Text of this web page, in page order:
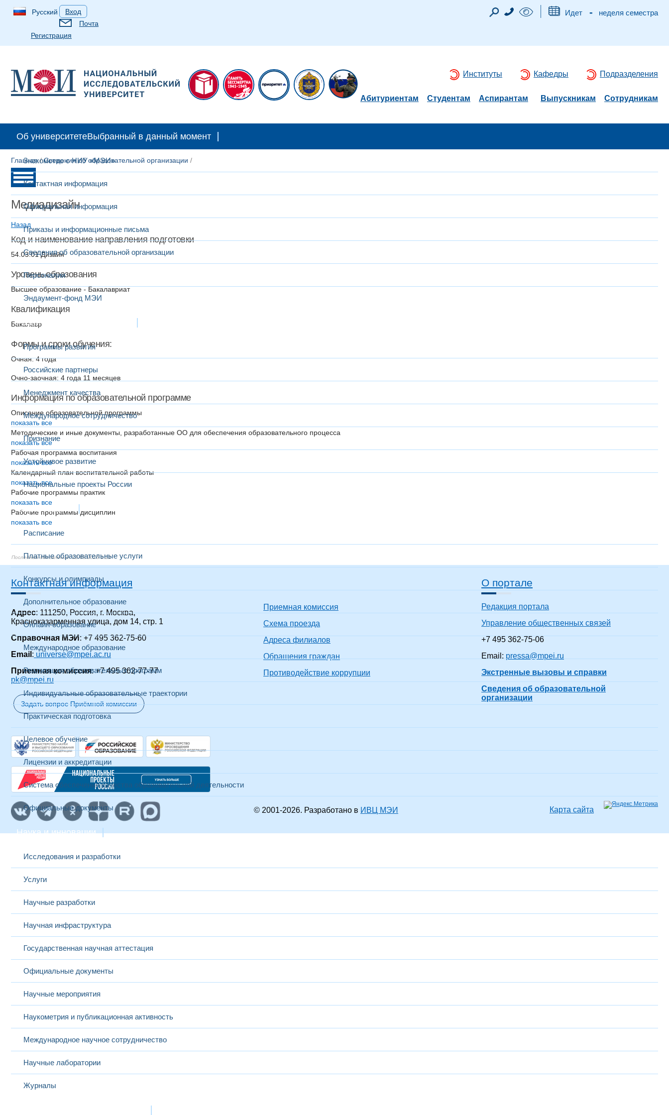
Русский
Вход
Почта
Регистрация
Идет - неделя семестра
Институты Кафедры Подразделения
Абитуриентам Студентам Аспирантам Выпускникам Сотрудникам
Об университетеВыбранный в данный момент
Знакомство с НИУ «МЭИ»
Контактная информация
Официальная информация
Приказы и информационные письма
Сведения об образовательной организации
Персоналии
Эндаумент-фонд МЭИ
Развитие и сотрудничество
Программы развития
Российские партнеры
Менеджмент качества
Международное сотрудничество
Признание
Устойчивое развитие
Национальные проекты России
Образование
Расписание
Платные образовательные услуги
Конкурсы и олимпиады
Дополнительное образование
Онлайн-образование
Международное образование
Реализация образовательных программ
Индивидуальные образовательные траектории
Практическая подготовка
Целевое обучение
Лицензии и аккредитации
Система обеспечения качества образовательной деятельности
Официальные документы
Наука и инновации
Исследования и разработки
Услуги
Научные разработки
Научная инфраструктура
Государственная научная аттестация
Официальные документы
Научные мероприятия
Наукометрия и публикационная активность
Международное научное сотрудничество
Научные лаборатории
Журналы
Главная/Сведения об образовательной организации /
Медиадизайн
Назад
Код и наименование направления подготовки
54.03.01 Дизайн
Уровень образования
Высшее образование - Бакалавриат
Квалификация
Бакалавр
Формы и сроки обучения:
Очная: 4 года
Очно-заочная: 4 года 11 месяцев
Информация по образовательной программе
Описание образовательной программы
показать все
Методические и иные документы, разработанные ОО для обеспечения образовательного процесса
показать все
Рабочая программа воспитания
показать все
Календарный план воспитательной работы
показать все
Рабочие программы практик
показать все
Рабочие программы дисциплин
показать все
12.03.2026 1:22
Контактная информация
Адрес: 111250, Россия, г. Москва,
Красноказарменная улица, дом 14, стр. 1
Справочная МЭИ: +7 495 362-75-60
Email : universe@mpei.ac.ru
Приемная комиссия: +7 495 362-77-77
pk@mpei.ru
Задать вопрос Приёмной комиссии
Приемная комиссия
Схема проезда
Адреса филиалов
Обращения граждан
Противодействие коррупции
О портале
Редакция портала
Управление общественных связей
+7 495 362-75-06
Email: pressa@mpei.ru
Экстренные вызовы и справки
Сведения об образовательной
организации
© 2001-2026. Разработано в ИВЦ МЭИ Карта сайта